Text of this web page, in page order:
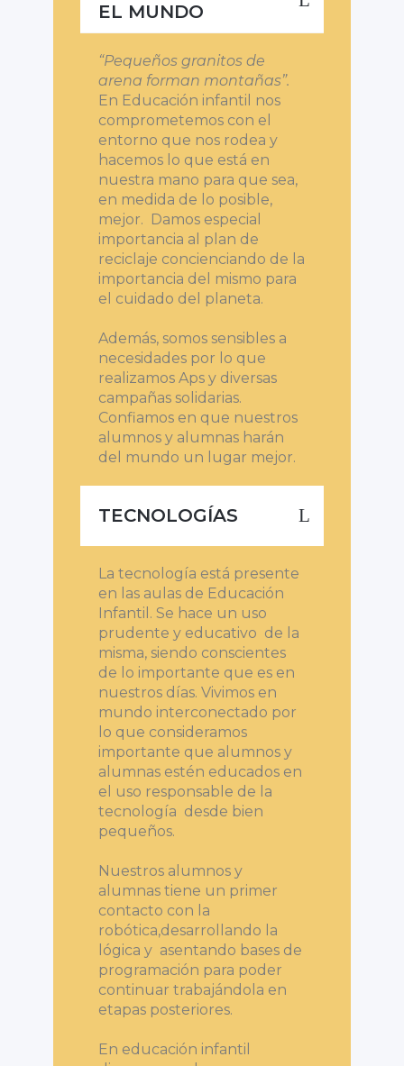
EL MUNDO
“Pequeños granitos de
arena forman montañas”.
En Educación infantil nos
comprometemos con el
entorno que nos rodea y
hacemos lo que está en
nuestra mano para que sea,
en medida de lo posible,
mejor. Damos especial
importancia al plan de
reciclaje concienciando de la
importancia del mismo para
el cuidado del planeta.
Además, somos sensibles a
necesidades por lo que
realizamos Aps y diversas
campañas solidarias.
Confiamos en que nuestros
alumnos y alumnas harán
del mundo un lugar mejor.
TECNOLOGÍAS
La tecnología está presente
en las aulas de Educación
Infantil. Se hace un uso
prudente y educativo de la
misma, siendo conscientes
de lo importante que es en
nuestros días. Vivimos en
mundo interconectado por
lo que consideramos
importante que alumnos y
alumnas estén educados en
el uso responsable de la
tecnología desde bien
pequeños.
Nuestros alumnos y
alumnas tiene un primer
contacto con la
robótica,desarrollando la
lógica y asentando bases de
programación para poder
continuar trabajándola en
etapas posteriores.
En educación infantil